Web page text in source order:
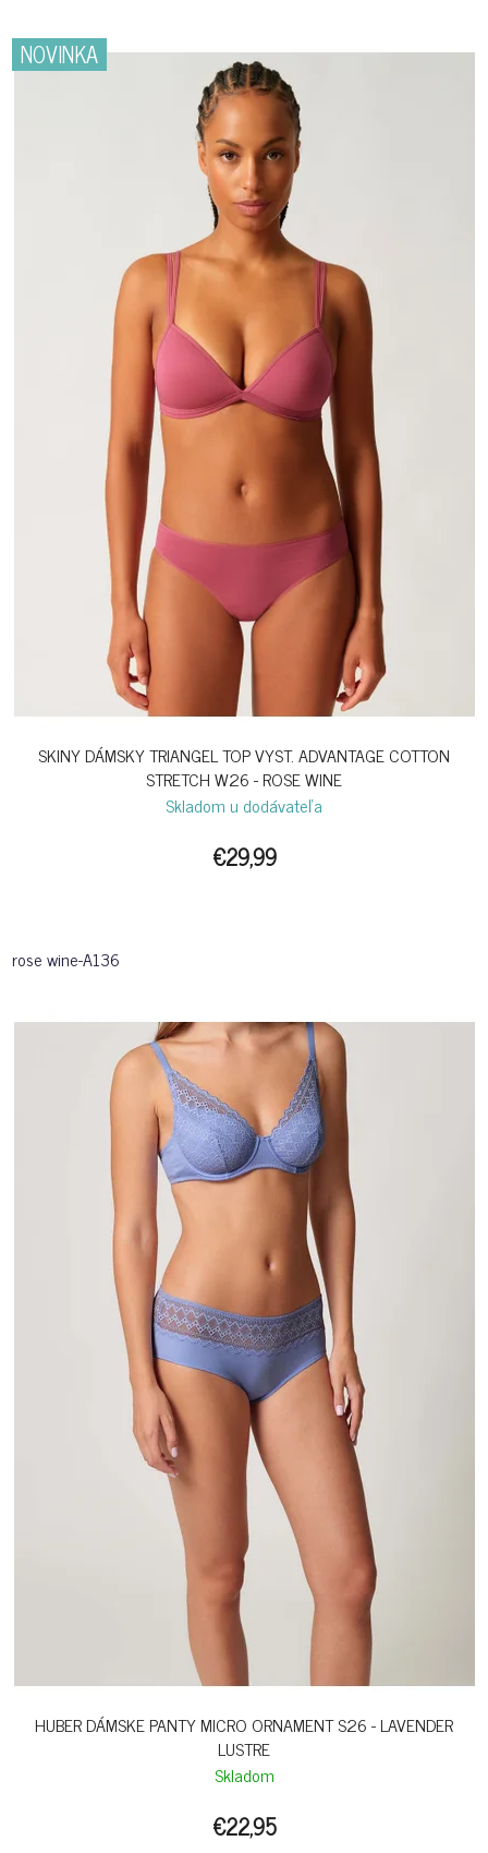
NOVINKA
SKINY DÁMSKY TRIANGEL TOP VYST. ADVANTAGE COTTON
STRETCH W26 - ROSE WINE
Skladom u dodávateľa
€29,99
rose wine-A136
HUBER DÁMSKE PANTY MICRO ORNAMENT S26 - LAVENDER
LUSTRE
Skladom
€22,95